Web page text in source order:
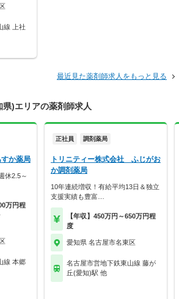
線 上社
最近見た薬剤師求人をもっと見る
)エリアの薬剤師求人
か薬局
休2.5～
万円程
線 本郷
正社員 調剤薬局
トリニティー株式会社 ふじがお
か調剤薬局
10年連続増収！有給平均13日＆独立
支援実績も豊富…
【年収】450万円～650万円程
度
愛知県 名古屋市名東区
名古屋市営地下鉄東山線 藤が
丘(愛知)駅 他